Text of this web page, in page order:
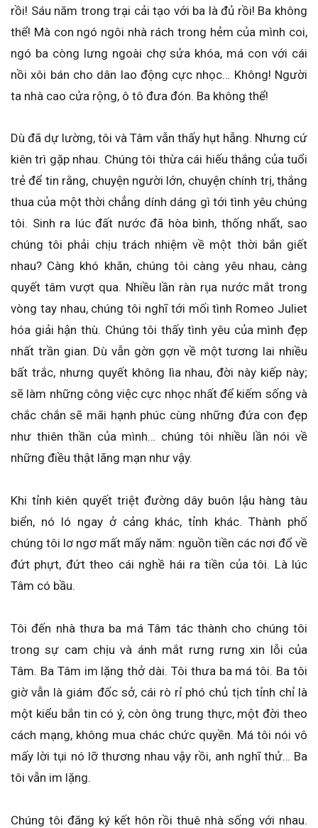
rồi! Sáu năm trong trại cải tạo với ba là đủ rồi! Ba không
thể! Mà con ngó ngôi nhà rách trong hẻm của mình coi,
ngó ba còng lưng ngoài chợ sửa khóa, má con với cái
nồi xôi bán cho dân lao động cực nhọc… Không! Người
ta nhà cao cửa rộng, ô tô đưa đón. Ba không thể!
Dù đã dự lường, tôi và Tâm vẫn thấy hụt hẫng. Nhưng cứ
kiên trì gặp nhau. Chúng tôi thừa cái hiếu thắng của tuổi
trẻ để tin rằng, chuyện người lớn, chuyện chính trị, thắng
thua của một thời chẳng dính dáng gì tới tình yêu chúng
tôi. Sinh ra lúc đất nước đã hòa bình, thống nhất, sao
chúng tôi phải chịu trách nhiệm về một thời bắn giết
nhau? Càng khó khăn, chúng tôi càng yêu nhau, càng
quyết tâm vượt qua. Nhiều lần ràn rụa nước mắt trong
vòng tay nhau, chúng tôi nghĩ tới mối tình Romeo Juliet
hóa giải hận thù. Chúng tôi thấy tình yêu của mình đẹp
nhất trần gian. Dù vẫn gờn gợn về một tương lai nhiều
bất trắc, nhưng quyết không lìa nhau, đời này kiếp này;
sẽ làm những công việc cực nhọc nhất để kiếm sống và
chắc chắn sẽ mãi hạnh phúc cùng những đứa con đẹp
như thiên thần của mình… chúng tôi nhiều lần nói về
những điều thật lãng mạn như vậy.
Khi tỉnh kiên quyết triệt đường dây buôn lậu hàng tàu
biển, nó ló ngay ở cảng khác, tỉnh khác. Thành phố
chúng tôi lơ ngơ mất mấy năm: nguồn tiền các nơi đổ về
đứt phựt, đứt theo cái nghề hái ra tiền của tôi. Là lúc
Tâm có bầu.
Tôi đến nhà thưa ba má Tâm tác thành cho chúng tôi
trong sự cam chịu và ánh mắt rưng rưng xin lỗi của
Tâm. Ba Tâm im lặng thở dài. Tôi thưa ba má tôi. Ba tôi
giờ vẫn là giám đốc sở, cái rò rỉ phó chủ tịch tỉnh chỉ là
một kiểu bắn tin có ý, còn ông trung thực, một đời theo
cách mạng, không mua chác chức quyền. Má tôi nói vô
mấy lời tụi nó lỡ thương nhau vậy rồi, anh nghĩ thử… Ba
tôi vẫn im lặng.
Chúng tôi đăng ký kết hôn rồi thuê nhà sống với nhau.